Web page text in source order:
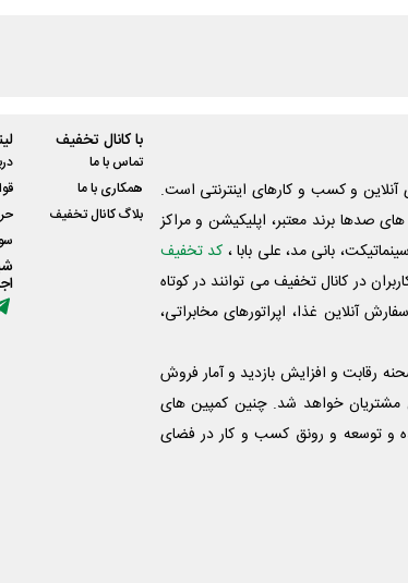
و کسب و‌ کارهای اینترنتی است.
صدها برند معتبر، اپلیکیشن و مراکز
بانی مد، علی‌ بابا ، کد تخفیف
در کانال تخفیف می توانند در کوتاه
آنلاین غذا، اپراتورهای مخابراتی،
رقابت و افزایش بازدید و آمار فروش
مشتریان خواهد شد. چنین کمپین های
و توسعه و رونق کسب و کار در فضای
با کانال تخفیف
تماس با ما
همکاری با ما
بلاگ کانال تخفیف